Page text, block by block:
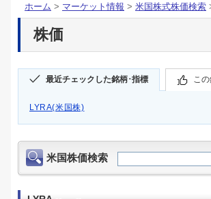
ホーム > マーケット情報 > 米国株式株価検索
株価
最近チェックした銘柄･指標 こ
LYRA(米国株)